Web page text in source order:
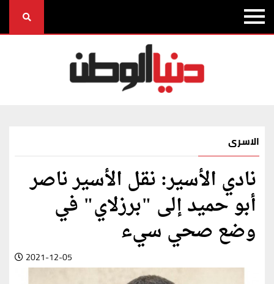
الاسرى
نادي الأسير: نقل الأسير ناصر
أبو حميد إلى "برزلاي" في
وضع صحي سيء
2021-12-05